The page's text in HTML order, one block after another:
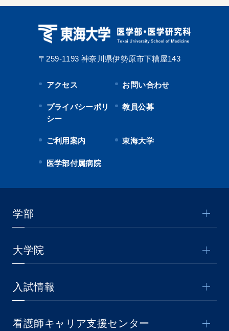
〒259-1193 神奈川県伊勢原市下糟屋143
アクセス お問い合わせ
プライバシーポリ
シー
教員公募
ご利用案内 東海大学
医学部付属病院
学部
大学院
入試情報
看護師キャリア支援センター